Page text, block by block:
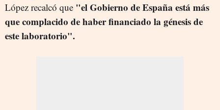
López recalcó que "el Gobierno de España está más
que complacido de haber financiado la génesis de
este laboratorio".